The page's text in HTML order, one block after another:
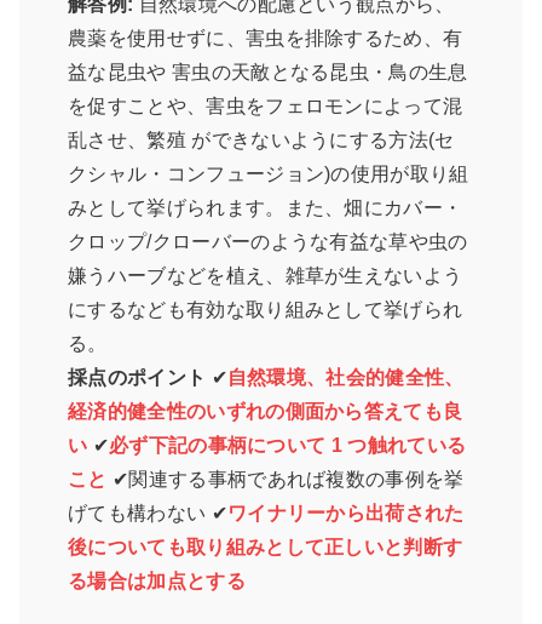
解答例: 自然環境への配慮という観点から、
農薬を使用せずに、害虫を排除するため、有
益な昆虫や 害虫の天敵となる昆虫・鳥の生息
を促すことや、害虫をフェロモンによって混
乱させ、繁殖 ができないようにする方法(セ
クシャル・コンフュージョン)の使用が取り組
みとして挙げられます。また、畑にカバー・
クロップ/クローバーのような有益な草や虫の
嫌うハーブなどを植え、雑草が生えないよう
にするなども有効な取り組みとして挙げられ
る。
採点のポイント ✔自然環境、社会的健全性、
経済的健全性のいずれの側面から答えても良
い ✔必ず下記の事柄について 1 つ触れている
こと ✔関連する事柄であれば複数の事例を挙
げても構わない ✔ワイナリーから出荷された
後についても取り組みとして正しいと判断す
る場合は加点とする